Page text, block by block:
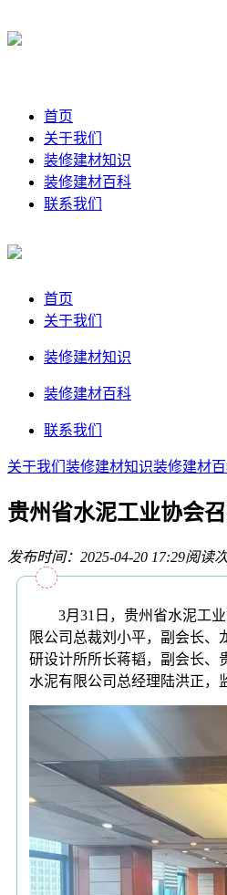
首页
关于我们
装修建材知识
装修建材百科
联系我们
首页
关于我们
装修建材知识
装修建材百科
联系我们
关于我们 装修建材知识装修建材
贵州省水泥工业协会
发布时间：2025-04-20 17:29阅读
3月31日，贵州省水泥工业
限公司总裁刘小平，副会长
研设计所所长蒋韬，副会长、
水泥有限公司总经理陆洪正，